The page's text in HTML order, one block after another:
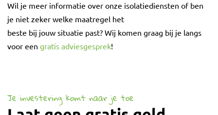
Wil je meer informatie over onze isolatiediensten of ben
je niet zeker welke maatregel het
beste bij jouw situatie past? Wij komen graag bij je langs
voor een gratis adviesgesprek!
Je investering komt naar je toe